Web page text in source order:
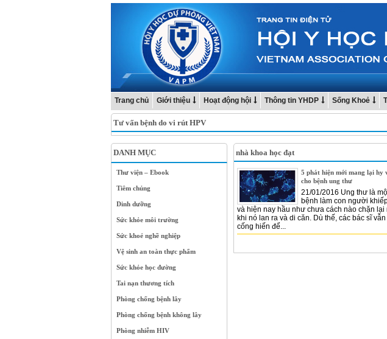
Trang chủ Giới thiệu Hoạt động hội Thông tin YHDP Sống Khoẻ
Tư vấn bệnh do vi rút HPV
DANH MỤC
Thư viện – Ebook
Tiêm chủng
Dinh dưỡng
Sức khỏe môi trường
Sức khoẻ nghề nghiệp
Vệ sinh an toàn thực phẩm
Sức khỏe học đường
Tai nạn thương tích
Phòng chống bệnh lây
Phòng chống bệnh không lây
Phòng nhiễm HIV
nhà khoa học đạt
5 phát hiện mới mang lại hy
cho bệnh ung thư
21/01/2016 Ung thư là
bệnh làm con người
và hiện nay hầu như chưa cách nào chặn lại
khi nó lan ra và di căn. Dù thế, các bác sĩ
cống hiến để...